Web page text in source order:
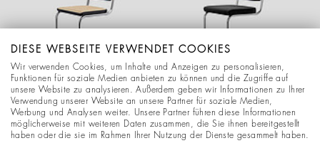
S 32 V
FREISCHWINGERSESSEL
S 32 SPV
FREISCHWINGER
DIESE WEBSEITE VERWENDET COOKIES
Wir verwenden Cookies, um Inhalte und Anzeigen zu personalisieren,
Funktionen für soziale Medien anbieten zu können und die Zugriffe auf
unsere Website zu analysieren. Außerdem geben wir Informationen zu Ihrer
Verwendung unserer Website an unsere Partner für soziale Medien,
Werbung und Analysen weiter. Unsere Partner führen diese Informationen
möglicherweise mit weiteren Daten zusammen, die Sie ihnen bereitgestellt
haben oder die sie im Rahmen Ihrer Nutzung der Dienste gesammelt haben.